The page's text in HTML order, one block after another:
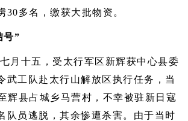
30多名，缴获大批物资。
号”
月十五，受太行军区新辉获中心县委
武工队赴太行山解放区执行任务，当
辉县占城乡马营村，不幸被驻新日寇
队员逃脱，其余惨遭杀害。由于当时